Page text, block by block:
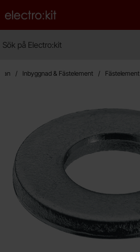
Startsidan för Electro:kit
Inbyggnad & Fästelement Fästelement